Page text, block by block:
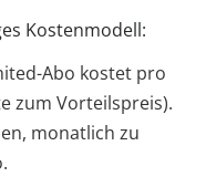
Kostenmodell:
Abo kostet pro
zum Vorteilspreis).
monatlich zu